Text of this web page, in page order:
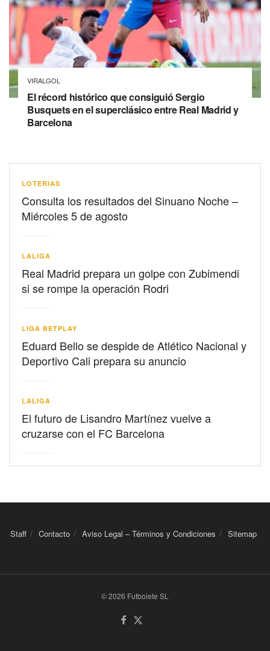
VIRALGOL
El récord histórico que consiguió Sergio
Busquets en el superclásico entre Real Madrid y
Barcelona
LOTERIAS
Consulta los resultados del Sinuano Noche –
Miércoles 5 de agosto
LALIGA
Real Madrid prepara un golpe con Zubimendi
si se rompe la operación Rodri
LIGA BETPLAY
Eduard Bello se despide de Atlético Nacional y
Deportivo Cali prepara su anuncio
LALIGA
El futuro de Lisandro Martínez vuelve a
cruzarse con el FC Barcelona
Staff Contacto Aviso Legal – Términos y Condiciones Sitemap
© 2026 Futbolete SL